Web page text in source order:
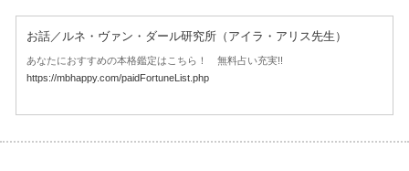
お話／ルネ・ヴァン・ダール研究所（アイラ・アリス先生）
あなたにおすすめの本格鑑定はこちら！ 無料占い充実!!
https://mbhappy.com/paidFortuneList.php